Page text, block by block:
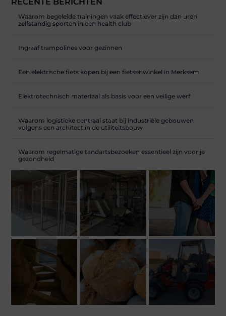
Waarom begeleide trainingen vaak effectiever zijn dan uren
zelfstandig sporten in een health club
Ingraaf trampolines voor gezinnen
Een elektrische fiets kopen bij een fietsenwinkel in Merksem
Elektrotechnisch materiaal als basis voor een veilige werf
Waarom logistieke centraal staat bij industriële gebouwen
volgens een architect in de utiliteitsbouw
Waarom regelmatige tandartsbezoeken essentieel zijn voor je
gezondheid